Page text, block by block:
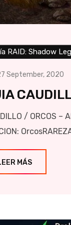
RAID: Shadow
September, 2020
/ ORCOS –
MÁS